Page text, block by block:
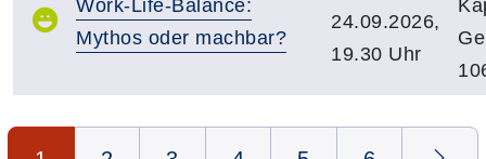
Work-Life-Balance:
Mythos oder machbar?
24.09.2026,
19.30 Uhr